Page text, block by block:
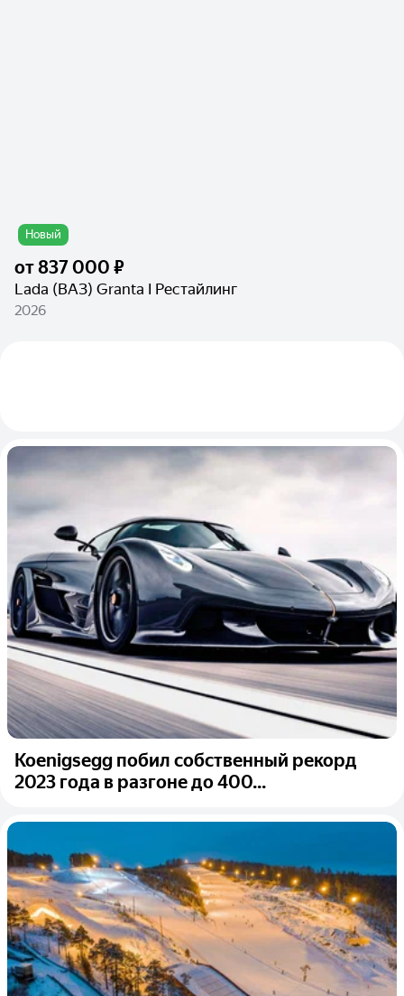
Новый
от837 000 ₽
Lada (ВАЗ) Granta I Рестайлинг
2026
Koenigsegg побил собственный рекорд
2023 года в разгоне до 400...